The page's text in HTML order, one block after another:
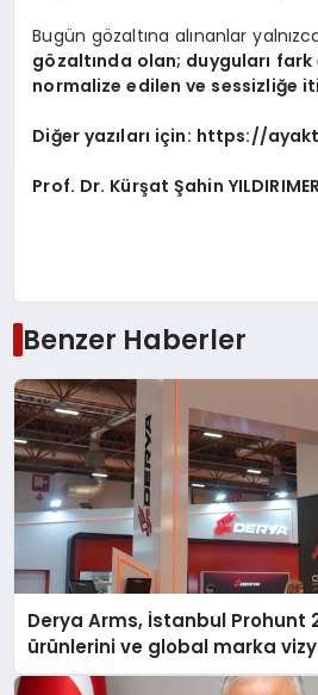
Bugün gözaltına alınanlar
gözaltında olan; duyguları fark
normalize edilen ve sessizliğe
Diğer yazıları için: https://
Prof. Dr. Kürşat Şahin YILDIRIMER
Benzer Haberler
Derya Arms, İstanbul Prohunt
ürünlerini ve global marka